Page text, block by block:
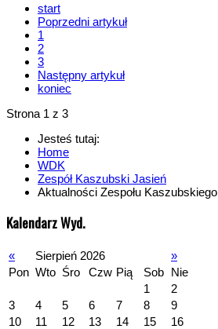
start
Poprzedni artykuł
1
2
3
Następny artykuł
koniec
Strona 1 z 3
Jesteś tutaj:
Home
WDK
Zespół Kaszubski Jasień
Aktualności Zespołu Kaszubskiego
Kalendarz Wyd.
« Sierpień 2026
»
Pon Wto Śro Czw Pią Sob Nie
1
2
3
4 5 6 7 8
9
10
11 12 13 14 15
16